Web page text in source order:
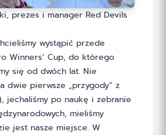
prezes i manager Red Devils
wystąpić przede
Winners’ Cup, do którego
się od dwóch lat. Nie
dwie pierwsze „przygody” z
jechaliśmy po naukę i zebranie
mieliśmy
jest nasze miejsce. W